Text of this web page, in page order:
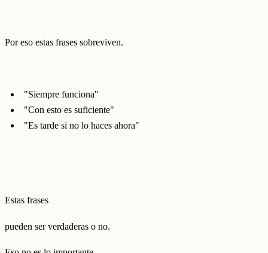
Por eso estas frases sobreviven.
"Siempre funciona"
"Con esto es suficiente"
"Es tarde si no lo haces ahora"
Estas frases
pueden ser verdaderas o no.